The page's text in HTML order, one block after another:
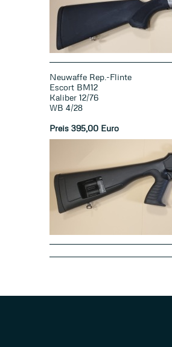
Neuwaffe Rep.-Flinte
Escort BM12
Kaliber 12/76
WB 4/28
Preis 395,00 Euro